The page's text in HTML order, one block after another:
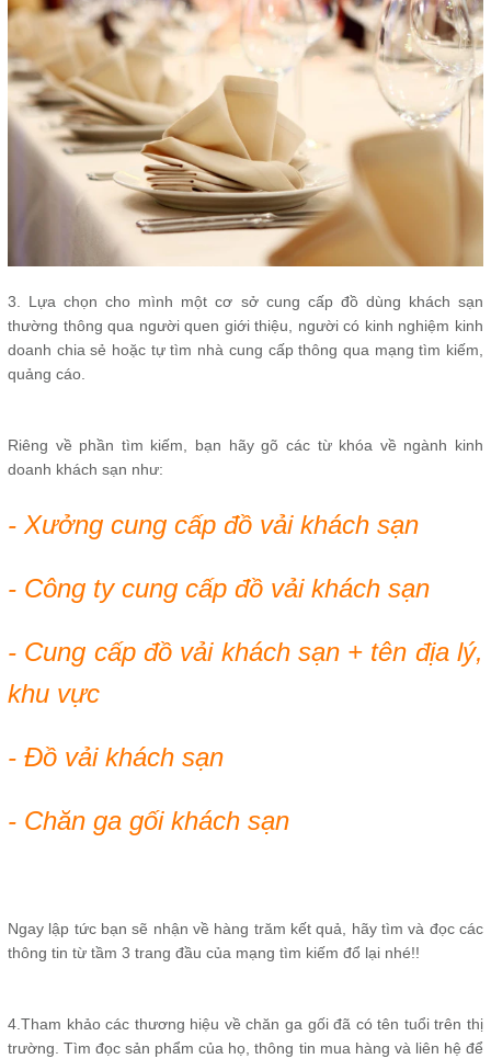
3. Lựa chọn cho mình một cơ sở cung cấp đồ dùng khách sạn
thường thông qua người quen giới thiệu, người có kinh nghiệm kinh
doanh chia sẻ hoặc tự tìm nhà cung cấp thông qua mạng tìm kiếm,
quảng cáo.
Riêng về phần tìm kiếm, bạn hãy gõ các từ khóa về ngành kinh
doanh khách sạn như:
- Xưởng cung cấp đồ vải khách sạn
- Công ty cung cấp đồ vải khách sạn
- Cung cấp đồ vải khách sạn + tên địa lý,
khu vực
- Đồ vải khách sạn
- Chăn ga gối khách sạn
Ngay lập tức bạn sẽ nhận về hàng trăm kết quả, hãy tìm và đọc các
thông tin từ tầm 3 trang đầu của mạng tìm kiếm đổ lại nhé!!
4.Tham khảo các thương hiệu về chăn ga gối đã có tên tuổi trên thị
trường. Tìm đọc sản phẩm của họ, thông tin mua hàng và liên hệ để